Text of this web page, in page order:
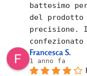
battesimo
del
Francesca S.
1 anno fa